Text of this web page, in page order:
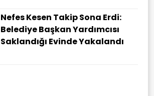
Nefes Kesen Takip Sona Erdi:
Belediye Başkan Yardımcısı
Saklandığı Evinde Yakalandı